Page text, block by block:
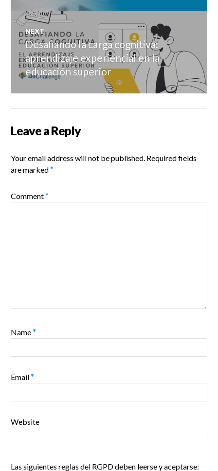
NEXT
Next
post:
Desafiando la carga cognitiva:
aprendizaje experiencial en la
educación superior
Leave a Reply
Your email address will not be published. Required fields
are marked*
Comment*
Name*
Email*
Website
Las siguientes reglas del RGPD deben leerse y aceptarse: